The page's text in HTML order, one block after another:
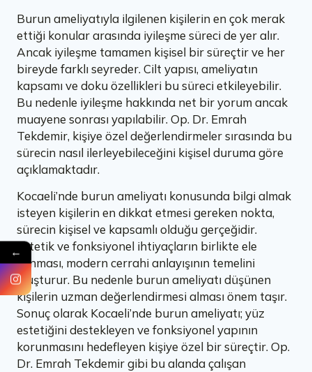
Burun ameliyatıyla ilgilenen kişilerin en çok merak
ettiği konular arasında iyileşme süreci de yer alır.
Ancak iyileşme tamamen kişisel bir süreçtir ve her
bireyde farklı seyreder. Cilt yapısı, ameliyatın
kapsamı ve doku özellikleri bu süreci etkileyebilir.
Bu nedenle iyileşme hakkında net bir yorum ancak
muayene sonrası yapılabilir. Op. Dr. Emrah
Tekdemir, kişiye özel değerlendirmeler sırasında bu
sürecin nasıl ilerleyebileceğini kişisel duruma göre
açıklamaktadır.
Kocaeli’nde burun ameliyatı konusunda bilgi almak
isteyen kişilerin en dikkat etmesi gereken nokta,
sürecin kişisel ve kapsamlı olduğu gerçeğidir.
Estetik ve fonksiyonel ihtiyaçların birlikte ele
alınması, modern cerrahi anlayışının temelini
oluşturur. Bu nedenle burun ameliyatı düşünen
kişilerin uzman değerlendirmesi alması önem taşır.
Sonuç olarak Kocaeli’nde burun ameliyatı; yüz
estetiğini destekleyen ve fonksiyonel yapının
korunmasını hedefleyen kişiye özel bir süreçtir. Op.
Dr. Emrah Tekdemir gibi bu alanda çalışan
←